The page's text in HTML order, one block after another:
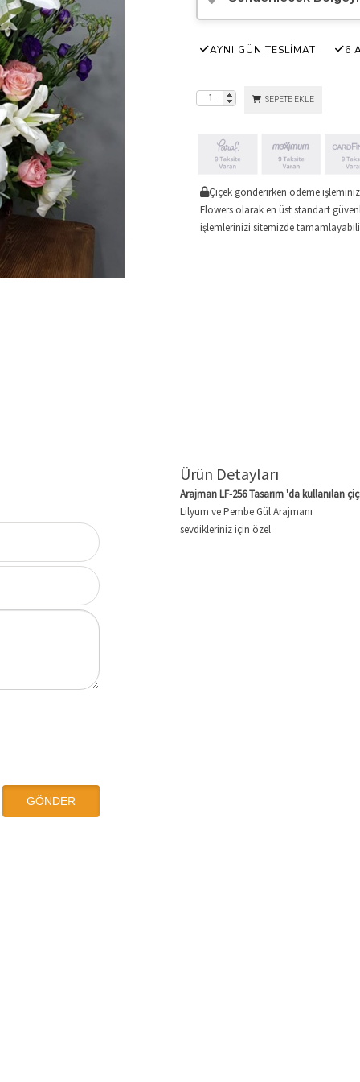
AYNI GÜN TESLİMAT 6
SEPETE EKLE
Çiçek gönderirken ödeme
Flowers olarak en üst standart
işlemlerinizi sitemizde
Ürün Detayları
Arajman LF-256 Tasarım 'da kullanılan
Lilyum ve Pembe Gül Arajmanı
sevdikleriniz için özel